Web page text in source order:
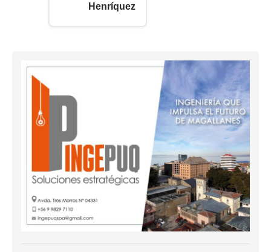
Henríquez